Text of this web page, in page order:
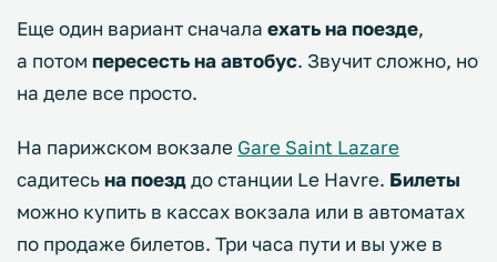
Еще один вариант сначала ехать на поезде,
а потом пересесть на автобус. Звучит сложно, но
на деле все просто.
На парижском вокзале Gare Saint Lazare
садитесьна поезддо станции Le Havre. Билеты
можно купить в кассах вокзала или в автоматах
по продаже билетов. Три часа пути и вы уже в